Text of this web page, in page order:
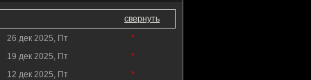
свернуть
26 дек 2025, Пт
*
19 дек 2025, Пт
*
12 дек 2025, Пт *